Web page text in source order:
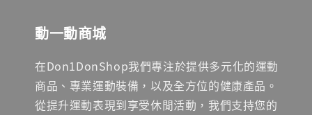
動一動商城
在Don1DonShop我們專注於提供多元化的運動
商品、專業運動裝備，以及全方位的健康產品。
從提升運動表現到享受休閒活動，我們支持您的